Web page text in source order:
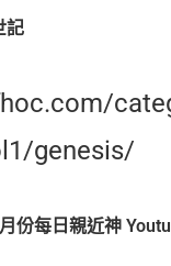
記
genesis/
份每日親近神